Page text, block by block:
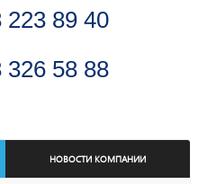
223 89 40
326 58 88
НОВОСТИ КОМПАНИИ